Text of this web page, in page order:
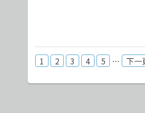
1 2 3 4 5 … 下一